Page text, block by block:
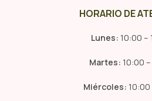
HORARIO DE
Lunes: 10:00 –
Martes: 10:00
Miércoles: 10:00